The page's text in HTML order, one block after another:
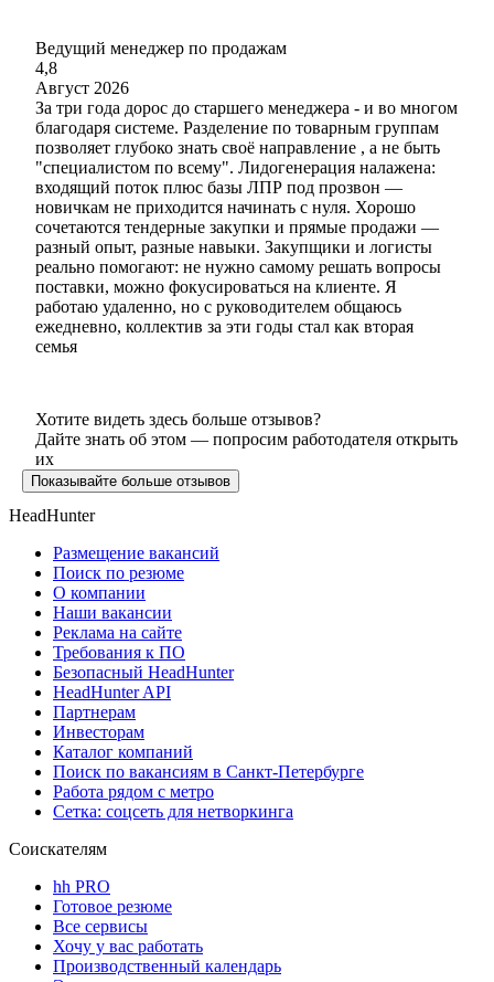
Ведущий менеджер по продажам
4,8
Август 2026
За три года дорос до старшего менеджера - и во многом
благодаря системе. Разделение по товарным группам
позволяет глубоко знать своё направление , а не быть
"специалистом по всему". Лидогенерация налажена:
входящий поток плюс базы ЛПР под прозвон —
новичкам не приходится начинать с нуля. Хорошо
сочетаются тендерные закупки и прямые продажи —
разный опыт, разные навыки. Закупщики и логисты
реально помогают: не нужно самому решать вопросы
поставки, можно фокусироваться на клиенте. Я
работаю удаленно, но с руководителем общаюсь
ежедневно, коллектив за эти годы стал как вторая
семья
Хотите видеть здесь больше отзывов?
Дайте знать об этом — попросим работодателя открыть
их
Показывайте больше отзывов
HeadHunter
Размещение вакансий
Поиск по резюме
О компании
Наши вакансии
Реклама на сайте
Требования к ПО
Безопасный HeadHunter
HeadHunter API
Партнерам
Инвесторам
Каталог компаний
Поиск по вакансиям в Санкт-Петербурге
Работа рядом с метро
Сетка: соцсеть для нетворкинга
Соискателям
hh PRO
Готовое резюме
Все сервисы
Хочу у вас работать
Производственный календарь